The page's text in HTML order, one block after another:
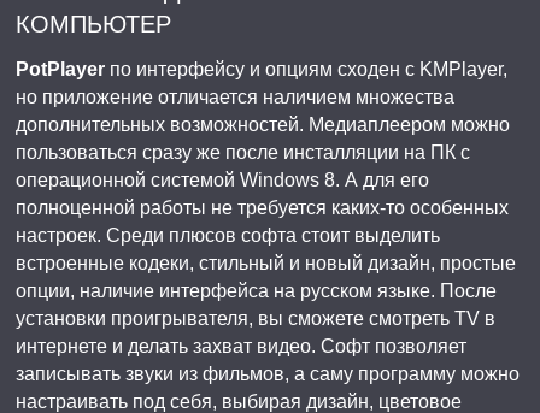
КОМПЬЮТЕР
PotPlayer по интерфейсу и опциям сходен с KMPlayer,
но приложение отличается наличием множества
дополнительных возможностей. Медиаплеером можно
пользоваться сразу же после инсталляции на ПК с
операционной системой Windows 8. А для его
полноценной работы не требуется каких-то особенных
настроек. Среди плюсов софта стоит выделить
встроенные кодеки, стильный и новый дизайн, простые
опции, наличие интерфейса на русском языке. После
установки проигрывателя, вы сможете смотреть TV в
интернете и делать захват видео. Софт позволяет
записывать звуки из фильмов, а саму программу можно
настраивать под себя, выбирая дизайн, цветовое